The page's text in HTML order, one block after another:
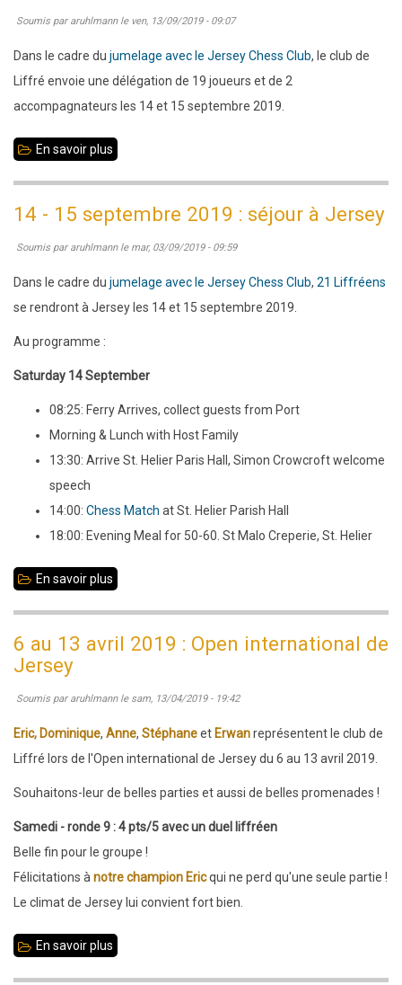
et
Pauline
Liffré
-
Jersey
Soumis par aruhlmannle ven, 13/09/2019 - 09:07
Dans le cadre du jumelage avec le Jersey Chess Club, le club de
Liffré envoie une délégation de 19 joueurs et de 2
accompagnateurs les 14 et 15 septembre 2019.
En savoir plus
15
septembre
2019
à
14 - 15 septembre 2019 : séjour à Jersey
Soumis par aruhlmannle mar, 03/09/2019 - 09:59
Dans le cadre du jumelage avec le Jersey Chess Club, 21 Liffréens
se rendront à Jersey les 14 et 15 septembre 2019.
Au programme :
Saturday 14 September
08:25: Ferry Arrives, collect guests from Port
Morning & Lunch with Host Family
13:30: Arrive St. Helier Paris Hall, Simon Crowcroft welcome
speech
14:00: Chess Match at St. Helier Parish Hall
18:00: Evening Meal for 50-60. St Malo Creperie, St. Helier
En savoir plus
15
2019
:
séjour
6 au 13 avril 2019 : Open international de
Jersey
Soumis par aruhlmannle sam, 13/04/2019 - 19:42
Eric, Dominique, Anne, Stéphaneet Erwanreprésentent le club de
Liffré lors de l'Open international de Jersey du 6 au 13 avril 2019.
Souhaitons-leur de belles parties et aussi de belles promenades !
Samedi - ronde 9 : 4 pts/5 avec un duel liffréen
Belle fin pour le groupe !
Félicitations ànotre champion Ericqui ne perd qu'une seule partie !
Le climat de Jersey lui convient fort bien.
En savoir plus